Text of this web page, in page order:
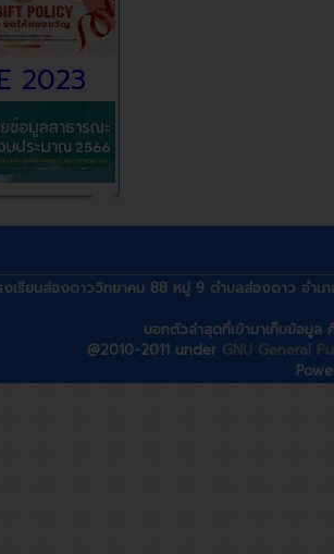
2023
งเรียนส่องดาววิทยาคม 88 หมู่ 9 ตำบลส่องดาว อำ
บอทตัวล่าสุดที่เข้ามาเก็บข้อมูล
@2010-2011 under GNU General